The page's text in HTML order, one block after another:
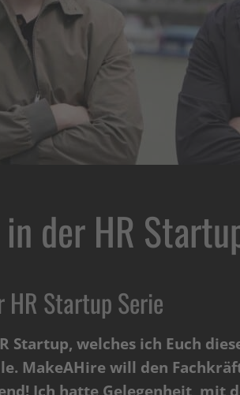
der HR
HR Startup Serie
Startup, welches ich Euch
MakeAHirewill den